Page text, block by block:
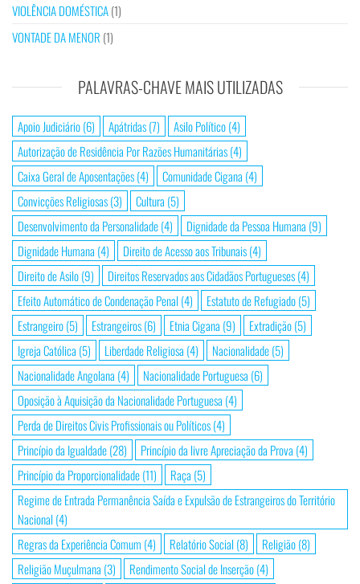
VIOLÊNCIA DOMÉSTICA(1)
VONTADE DA MENOR (1)
PALAVRAS-CHAVE MAIS UTILIZADAS
Apoio Judiciário(6) Apátridas(7) Asilo Político(4)
Autorização de Residência Por Razões Humanitárias(4)
Caixa Geral de Aposentações(4) Comunidade Cigana (4)
Convicções Religiosas(3) Cultura (5)
Desenvolvimento da Personalidade(4) Dignidade da Pessoa Humana (9)
Dignidade Humana (4) Direito de Acesso aos Tribunais(4)
Direito de Asilo(9) Direitos Reservados aos Cidadãos Portugueses(4)
Efeito Automático de Condenação Penal (4) Estatuto de Refugiado(5)
Estrangeiro(5) Estrangeiros(6) Etnia Cigana (9) Extradição(5)
Igreja Católica (5) Liberdade Religiosa (4) Nacionalidade(5)
Nacionalidade Angolana (4) Nacionalidade Portuguesa (6)
Oposição à Aquisição da Nacionalidade Portuguesa (4)
Perda de Direitos Civis Profissionais ou Políticos(4)
Princípio da Igualdade(28) Princípio da livre Apreciação da Prova (4)
Princípio da Proporcionalidade(11) Raça (5)
Regime de Entrada Permanência Saída e Expulsão de Estrangeiros do Território
Nacional (4)
Regras da Experiência Comum (4) Relatório Social (8) Religião(8)
Religião Muçulmana (3) Rendimento Social de Inserção(4)